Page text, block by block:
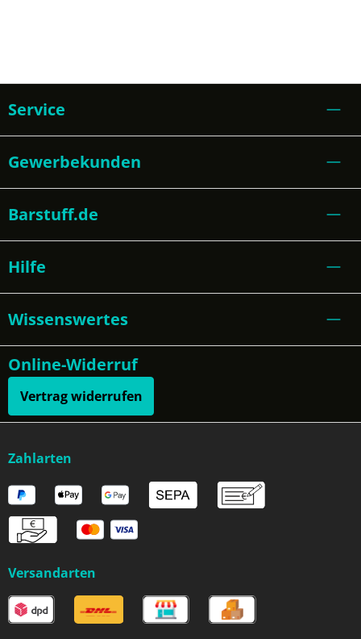
Service
Gewerbekunden
Barstuff.de
Hilfe
Wissenswertes
Online-Widerruf
Vertrag widerrufen
Zahlarten
Versandarten